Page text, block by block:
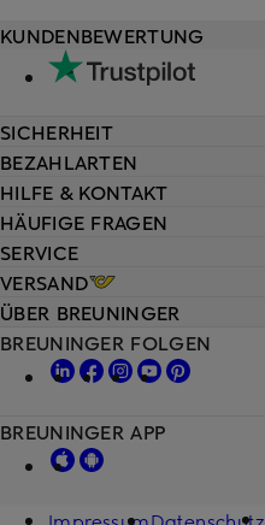
HILFE & KONTAKT
HÄUFIGE FRAGEN
SERVICE
VERSAND
KUNDENBEWERTUNG
SICHERHEIT
BEZAHLARTEN
ÜBER BREUNINGER
BREUNINGER FOLGEN
BREUNINGER APP